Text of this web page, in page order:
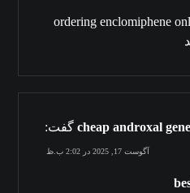
ordering enclomiphene
cheap androxal گفت:
آگوست 17, 2025 در 2:02 ب.ظ